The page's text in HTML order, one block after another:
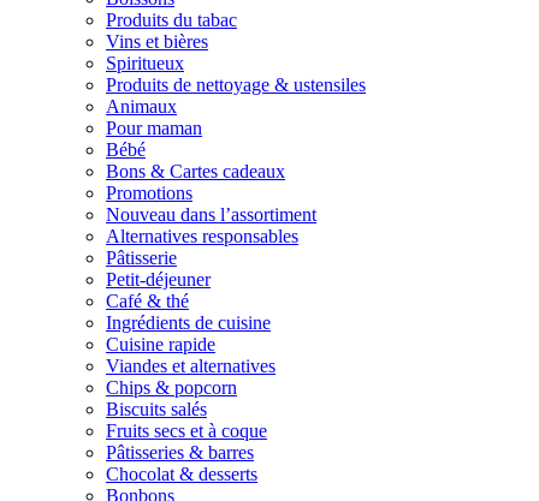
Produits du tabac
Vins et bières
Spiritueux
Produits de nettoyage & ustensiles
Animaux
Pour maman
Bébé
Bons & Cartes cadeaux
Promotions
Nouveau dans l’assortiment
Alternatives responsables
Pâtisserie
Petit-déjeuner
Café & thé
Ingrédients de cuisine
Cuisine rapide
Viandes et alternatives
Chips & popcorn
Biscuits salés
Fruits secs et à coque
Pâtisseries & barres
Chocolat & desserts
Bonbons